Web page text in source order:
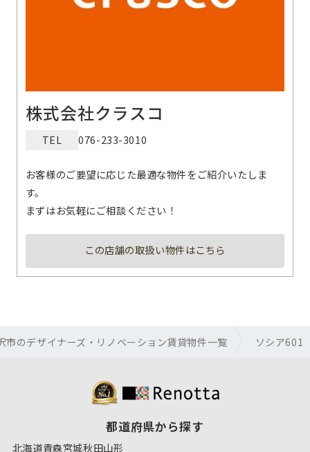
株式会社クラスコ
TEL 076-233-3010
お客様のご要望に応じた最適な物件をご紹介いたしま
す。
まずはお気軽にご相談ください！
この店舗の取扱い物件はこちら
市のデザイナーズ・リノベーション賃貸物件一覧 ソシア601
都道府県から探す
北海道青森宮城秋田山形